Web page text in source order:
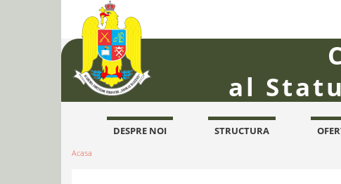
al
DESPRE NOI STRUCTURA
Acasa